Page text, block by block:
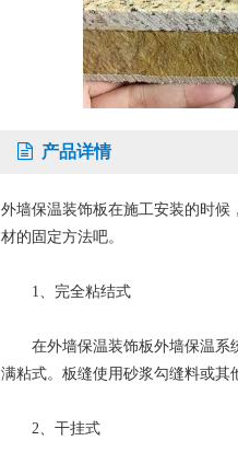
产品详情
外墙保温装饰板在施工安装的时候
材的固定方法吧。
1、完全粘结式
在外墙保温装饰板外墙保温系统
满粘式。板缝使用砂浆勾缝料或其
2、干挂式